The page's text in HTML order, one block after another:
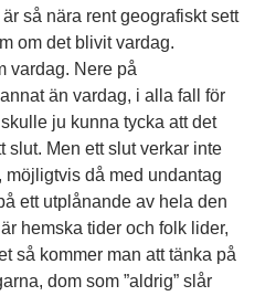
så nära rent geografiskt sett
om det blivit vardag.
vardag. Nere på
än vardag, i alla fall för
ju kunna tycka att det
slut. Men ett slut verkar inte
möjligtvis då med undantag
ett utplånande av hela den
hemska tider och folk lider,
så kommer man att tänka på
dom som ”aldrig” slår